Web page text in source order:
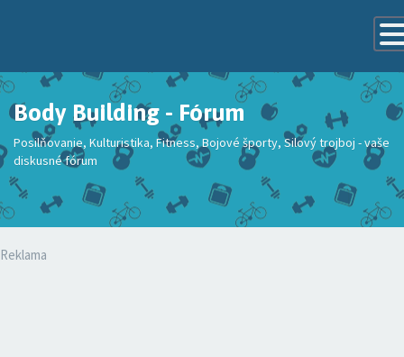
Body Building - Fórum
Posilňovanie, Kulturistika, Fitness, Bojové športy, Silový trojboj - vaše
diskusné fórum
Reklama